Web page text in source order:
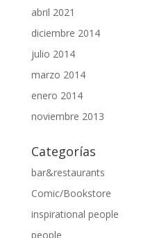
abril 2021
diciembre 2014
julio 2014
marzo 2014
enero 2014
noviembre 2013
Categorías
bar&restaurants
Comic/Bookstore
inspirational people
people